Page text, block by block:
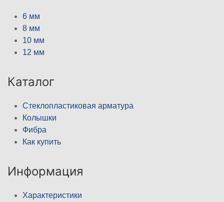
6 мм
8 мм
10 мм
12 мм
Каталог
Стеклопластиковая арматура
Колышки
Фибра
Как купить
Информация
Характеристики